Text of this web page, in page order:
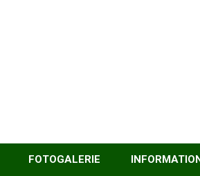
FOTOGALERIE